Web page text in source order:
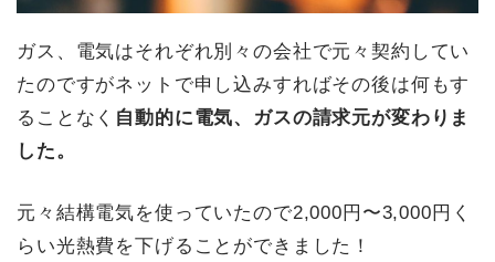
ガス、電気はそれぞれ別々の会社で元々契約してい
たのですがネットで申し込みすればその後は何もす
ることなく 自動的に電気、ガスの請求元が変わりま
した。
元々結構電気を使っていたので2,000円〜3,000円く
らい光熱費を下げることができました！